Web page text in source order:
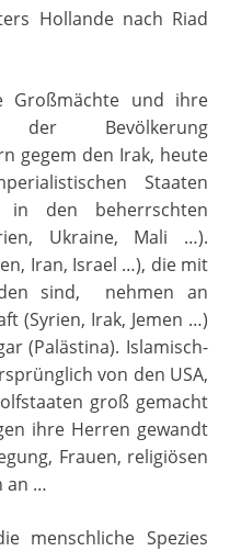
Hollande nach Riad
Großmächte und ihre
Bevölkerung
gegem den Irak, heute
Staaten
den beherrschten
Ukraine, Mali …).
Iran, Israel …), die mit
sind, nehmen an
(Syrien, Irak, Jemen …)
(Palästina). Islamisch-
von den USA,
groß gemacht
ihre Herren gewandt
Frauen, religiösen
an …
menschliche Spezies